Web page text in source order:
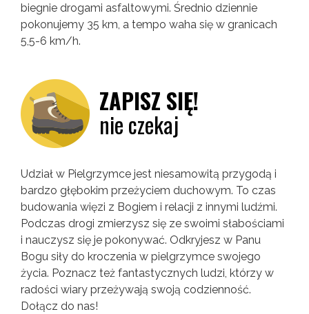
biegnie drogami asfaltowymi. Średnio dziennie
pokonujemy 35 km, a tempo waha się w granicach
5,5-6 km/h.
ZAPISZ SIĘ!
nie czekaj
Udział w Pielgrzymce jest niesamowitą przygodą i
bardzo głębokim przeżyciem duchowym. To czas
budowania więzi z Bogiem i relacji z innymi ludźmi.
Podczas drogi zmierzysz się ze swoimi słabościami
i nauczysz się je pokonywać. Odkryjesz w Panu
Bogu siły do kroczenia w pielgrzymce swojego
życia. Poznacz też fantastycznych ludzi, którzy w
radości wiary przeżywają swoją codzienność.
Dołącz do nas!